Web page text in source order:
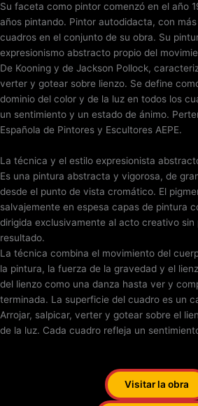
Su faceta como pintor comenzó en el año
años pintando. Pintor autodidacta, con
cuadros en el conjunto de su obra. Su
expresionismo abstracto propio del
De Kooning y de Jackson Pollock,
verter y gotear sobre lienzo. Se define
dominio del color y de la luz en todos los
un sentimiento y un estado de ánimo.
Española de Pintores y Escultores AEPE.
La técnica y el estilo expresionista
Es una pintura abstracta y vigorosa, de
desde el punto de vista cromático. El
salvajemente en espesa capas de pintura
dirigida exclusivamente al acto creativo sin
resultado.
La técnica combina el movimiento del
la pintura, la fuerza de la gravedad y el
del lienzo como una danza hasta ver y
terminada. La superficie del cuadro es un
Arrojar, salpicar, verter y gotear sobre el
de la luz. Cada cuadro refleja un
Visitar la obra